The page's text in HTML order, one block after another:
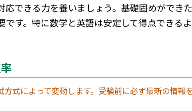
できる力を養いましょう。基礎固めができ
す。特に数学と英語は安定して得点できる
式によって変動します。受験前に必ず最新の情報